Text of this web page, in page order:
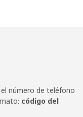
por ⁦$10⁩
el número de teléfono
código del